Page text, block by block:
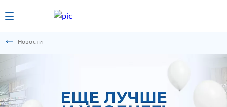
Новости